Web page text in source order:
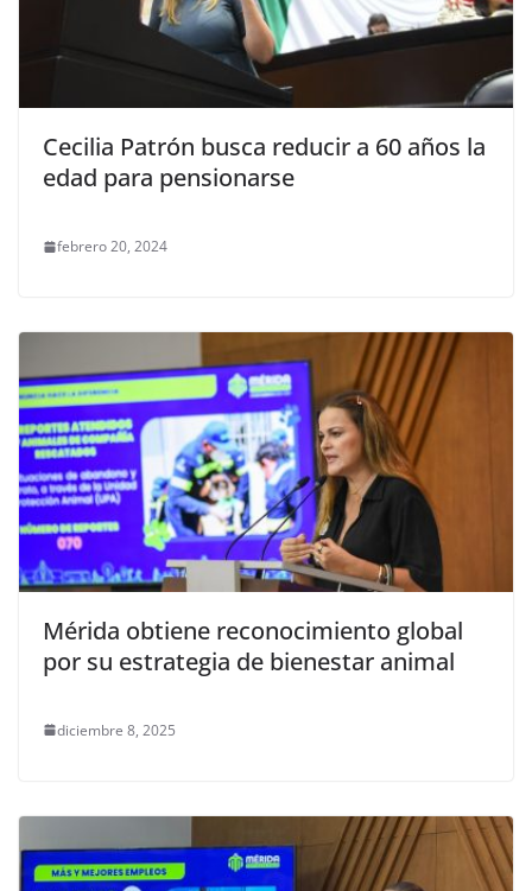
Cecilia Patrón busca reducir a 60 años la
edad para pensionarse
febrero 20, 2024
Mérida obtiene reconocimiento global
por su estrategia de bienestar animal
diciembre 8, 2025